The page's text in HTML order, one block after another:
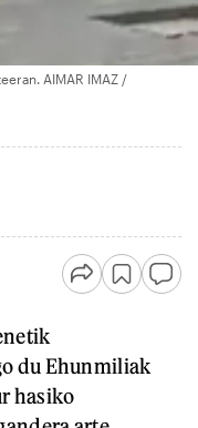
AIMAR IMAZ /
du Ehunmiliak
hasiko